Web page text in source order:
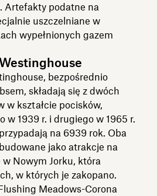
Artefakty podatne na
uszczelniane w
wypełnionych gazem
bezpośrednio
składają się z dwóch
w kształcie pocisków,
w 1939 r. i drugiego w 1965 r.
na 6939 rok. Oba
jako atrakcje na
Nowym Jorku, która
w których je zakopano.
Meadows-Corona